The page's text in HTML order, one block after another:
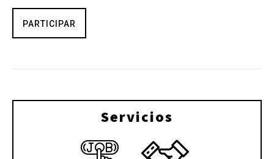
PARTICIPAR
Servicios